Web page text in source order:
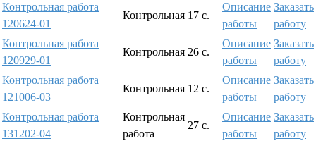
Контрольная работа
120624-01
Контрольная 17 с.
Описание
работы
Заказать
работу
Контрольная работа
120929-01
Контрольная 26 с.
Описание
работы
Заказать
работу
Контрольная работа
121006-03
Контрольная 12 с.
Описание
работы
Заказать
работу
Контрольная работа
131202-04
Контрольная
работа
27 с.
Описание
работы
Заказать
работу